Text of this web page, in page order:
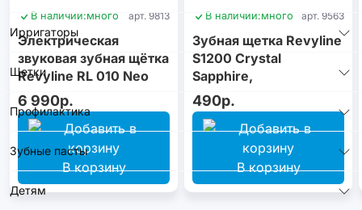
Ирригаторы
Щетки
Профилактика
Зубные пасты
Детям
В наличии:много арт. 9813
Электрическая
звуковая зубная щётка
Revyline RL 010 Neo
Violet
6 990р.
В корзину
В наличии:много арт. 9563
Зубная щетка Revyline
S1200 Crystal
Sapphire,
монопучковая
490р.
В корзину